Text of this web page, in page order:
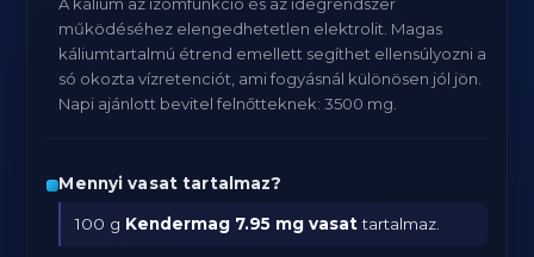
működéséhez elengedhetetlen elektrolit. Magas
káliumtartalmú étrend emellett segíthet ellensúlyozni a
só okozta vízretenciót, ami fogyásnál különösen jól jön.
Napi ajánlott bevitel felnőtteknek: 3500 mg.
Mennyi vasat tartalmaz?
100 g Kendermag 7.95 mg vasattartalmaz.